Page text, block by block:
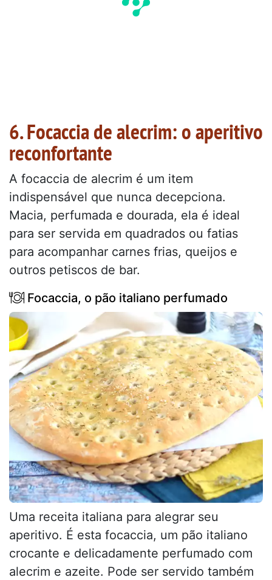
6. Focaccia de alecrim: o aperitivo
reconfortante
A focaccia de alecrim é um item
indispensável que nunca decepciona.
Macia, perfumada e dourada, ela é ideal
para ser servida em quadrados ou fatias
para acompanhar carnes frias, queijos e
outros petiscos de bar.
Focaccia, o pão italiano perfumado
Uma receita italiana para alegrar seu
aperitivo. É esta focaccia, um pão italiano
crocante e delicadamente perfumado com
alecrim e azeite. Pode ser servido também